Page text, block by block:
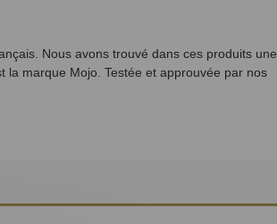
Nous avons trouvé dans ces produits une
la marque Mojo. Testée et approuvée par nos